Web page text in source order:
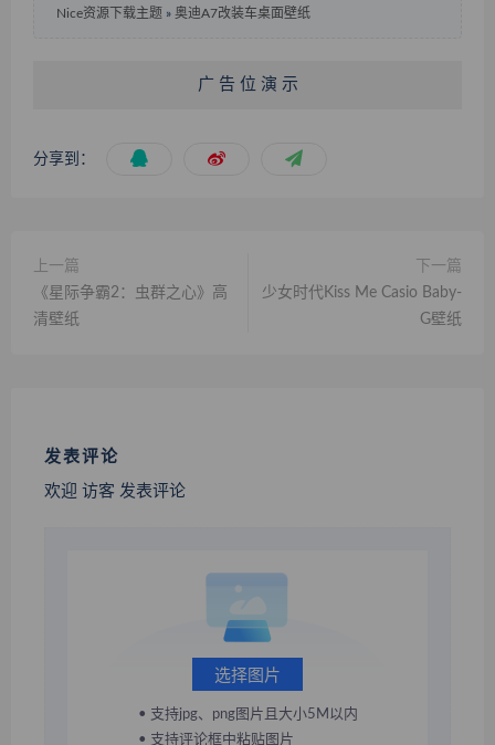
Nice资源下载主题 » 奥迪A7改装车桌面壁纸
广 告 位 演 示
分享到：
上一篇
《星际争霸2：虫群之心》高
清壁纸
下一篇
少女时代Kiss Me Casio Baby-
G壁纸
发表评论
欢迎 访客 发表评论
选择图片
• 支持jpg、png图片且大小5M以内
• 支持评论框中粘贴图片